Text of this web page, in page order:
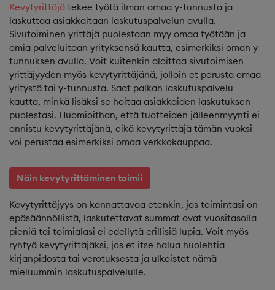
Kevytyrittäjä tekee työtä ilman omaa y-tunnusta ja
laskuttaa asiakkaitaan laskutuspalvelun avulla.
Sivutoiminen yrittäjä puolestaan myy omaa työtään ja
omia palveluitaan yrityksensä kautta, esimerkiksi oman y-
tunnuksen avulla. Voit kuitenkin aloittaa sivutoimisen
yrittäjyyden myös kevytyrittäjänä, jolloin et perusta omaa
yritystä tai y-tunnusta. Saat palkan laskutuspalvelu
kautta, minkä lisäksi se hoitaa asiakkaiden laskutuksen
puolestasi. Huomioithan, että tuotteiden jälleenmyynti ei
onnistu kevytyrittäjänä, eikä kevytyrittäjä tämän vuoksi
voi perustaa esimerkiksi omaa verkkokauppaa.
Näin kevytyrittäminen toimii
Kevytyrittäjyys on kannattavaa etenkin, jos toimintasi on
epäsäännöllistä, laskutettavat summat ovat vuositasolla
pieniä tai toimialasi ei edellytä erillisiä lupia. Voit myös
ryhtyä kevytyrittäjäksi, jos et itse halua huolehtia
kirjanpidosta tai verotuksesta ja ulkoistat nämä
mieluummin laskutuspalvelulle.